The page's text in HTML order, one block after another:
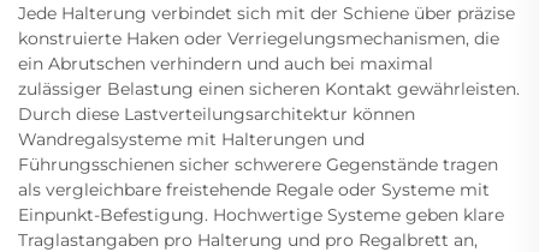
Jede Halterung verbindet sich mit der Schiene über präzise
konstruierte Haken oder Verriegelungsmechanismen, die
ein Abrutschen verhindern und auch bei maximal
zulässiger Belastung einen sicheren Kontakt gewährleisten.
Durch diese Lastverteilungsarchitektur können
Wandregalsysteme mit Halterungen und
Führungsschienen sicher schwerere Gegenstände tragen
als vergleichbare freistehende Regale oder Systeme mit
Einpunkt-Befestigung. Hochwertige Systeme geben klare
Traglastangaben pro Halterung und pro Regalbrett an,